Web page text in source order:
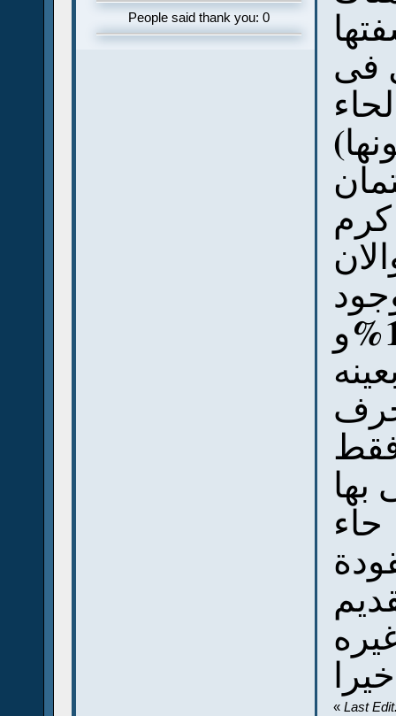
People said thank you: 0
فى
(فمثلا كلمة عثمان يكتبونها
فقط
بها
حاء
« Last